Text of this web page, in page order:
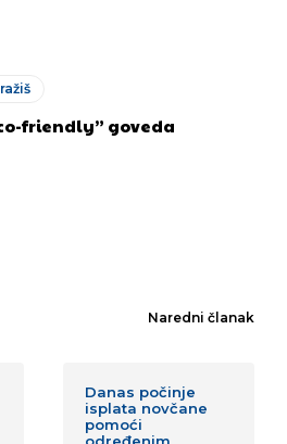
friendly” goveda
Naredni članak
Danas počinje
isplata novčane
pomoći